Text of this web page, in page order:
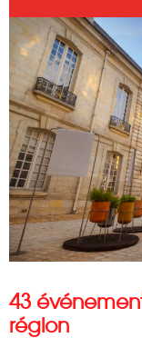
43
région